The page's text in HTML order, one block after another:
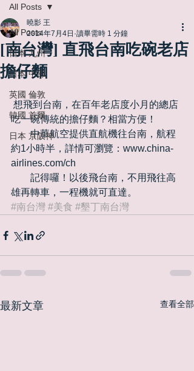
All Posts
日本 九州
日本 中部
英國 倫敦
韓國 首爾
日本 京阪神
All Posts
[南台灣] 直飛台南吃碗老店
擔仔麵
曉影 王
2014年7月4日 讀畢需時 1 分鐘
吃一碗傳統的擔仔麵？相當方便！
中華航空提供直航機往台南，航程
約1小時半，詳情可瀏覽：www.china-
airlines.com/ch
記得囉！以後飛台南，不用飛往高
雄再轉車，一程機就可直達。
#南台灣 #美食 #墾丁南台灣
最新文章 查看全部